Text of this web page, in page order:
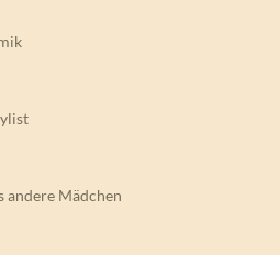
andere Mädchen